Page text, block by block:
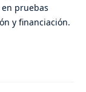
pruebas
y financiación.